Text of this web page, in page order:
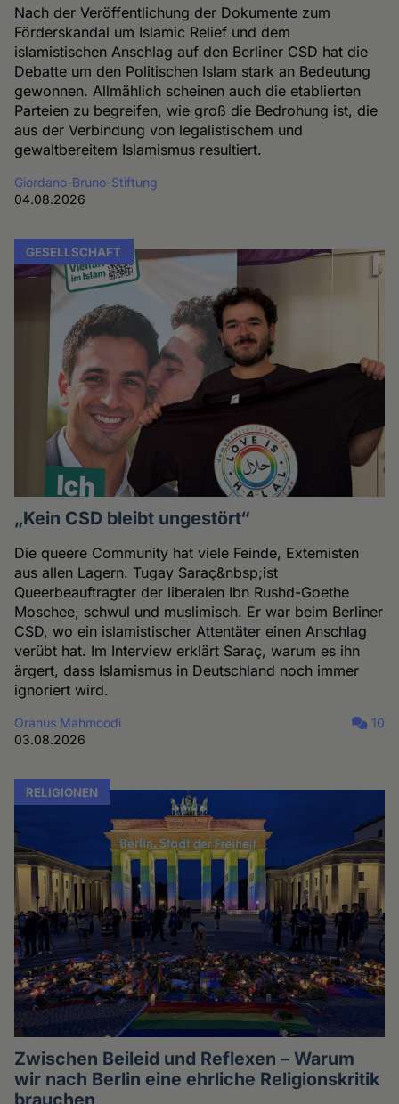
Nach der Veröffentlichung der Dokumente zum
Förderskandal um Islamic Relief und dem
islamistischen Anschlag auf den Berliner CSD hat die
Debatte um den Politischen Islam stark an Bedeutung
gewonnen. Allmählich scheinen auch die etablierten
Parteien zu begreifen, wie groß die Bedrohung ist, die
aus der Verbindung von legalistischem und
gewaltbereitem Islamismus resultiert.
Giordano-Bruno-Stiftung
04.08.2026
GESELLSCHAFT
„Kein CSD bleibt ungestört“
Die queere Community hat viele Feinde, Extemisten
aus allen Lagern. Tugay Saraç&nbsp;ist
Queerbeauftragter der liberalen Ibn Rushd-Goethe
Moschee, schwul und muslimisch. Er war beim Berliner
CSD, wo ein islamistischer Attentäter einen Anschlag
verübt hat. Im Interview erklärt Saraç, warum es ihn
ärgert, dass Islamismus in Deutschland noch immer
ignoriert wird.
Oranus Mahmoodi
03.08.2026
10
RELIGIONEN
Zwischen Beileid und Reflexen – Warum
wir nach Berlin eine ehrliche Religionskritik
brauchen